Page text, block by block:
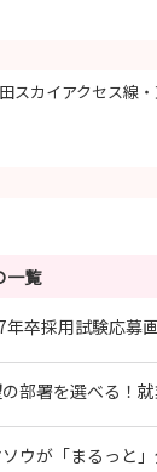
スカイアクセス線
一覧
年卒採用試験応募
部署を選べる！
ウが「まるっと